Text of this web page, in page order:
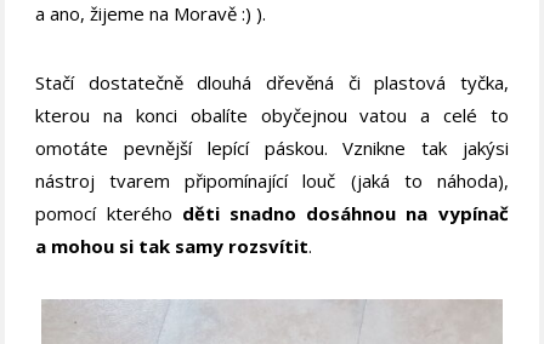
a ano, žijeme na Moravě :) ).
Stačí dostatečně dlouhá dřevěná či plastová tyčka,
kterou na konci obalíte obyčejnou vatou a celé to
omotáte pevnější lepící páskou. Vznikne tak jakýsi
nástroj tvarem připomínající louč (jaká to náhoda),
pomocí kterého děti snadno dosáhnou na vypínač
a mohou si tak samy rozsvítit.